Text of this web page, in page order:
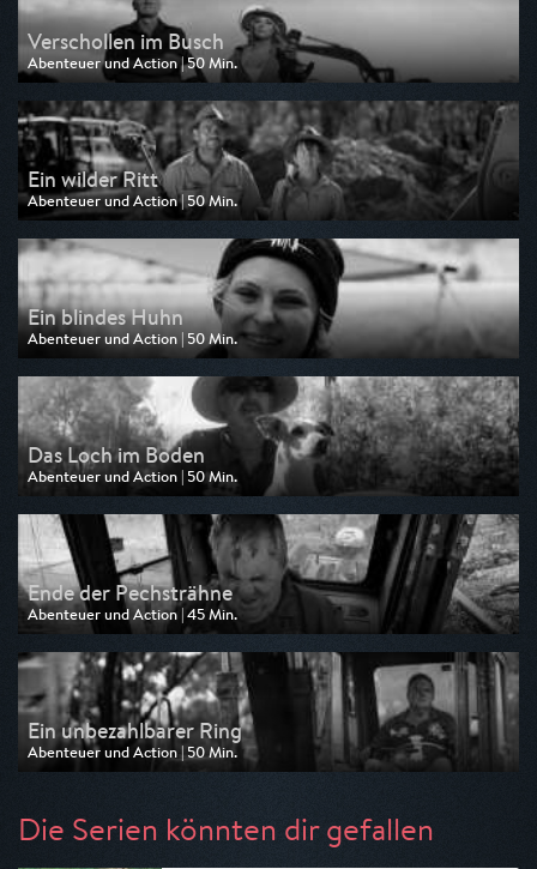
Verschollen im Busch
Abenteuer und Action | 50 Min.
Ausgestrahlt von Kabel eins Doku
am 24.07.2026, 14:35
Ein wilder Ritt
Abenteuer und Action | 50 Min.
Ausgestrahlt von Kabel eins Doku
am 24.07.2026, 13:45
Ein blindes Huhn
Abenteuer und Action | 50 Min.
Ausgestrahlt von Kabel eins Doku
am 24.07.2026, 12:55
Das Loch im Boden
Abenteuer und Action | 50 Min.
Ausgestrahlt von Kabel eins Doku
am 17.07.2026, 16:20
Ende der Pechsträhne
Abenteuer und Action | 45 Min.
Ausgestrahlt von Kabel eins Doku
am 17.07.2026, 15:35
Ein unbezahlbarer Ring
Abenteuer und Action | 50 Min.
Ausgestrahlt von Kabel eins Doku
Die Serien könnten dir gefallen